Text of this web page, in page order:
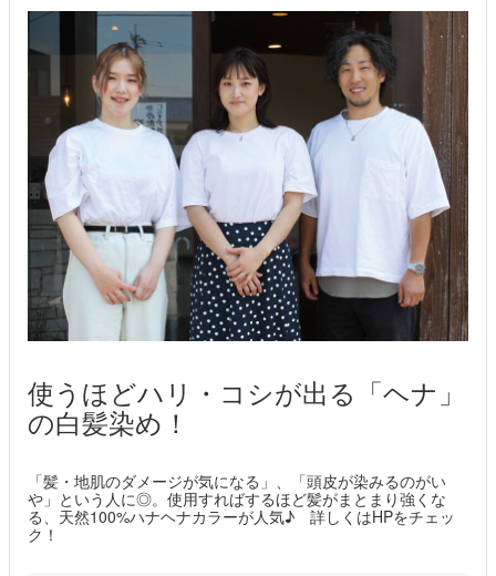
使うほどハリ・コシが出る「ヘナ」
の白髪染め！
「髪・地肌のダメージが気になる」、「頭皮が染みるのがい
や」という人に◎。使用すればするほど髪がまとまり強くな
る、天然100%ハナヘナカラーが人気♪ 詳しくはHPをチェッ
ク！